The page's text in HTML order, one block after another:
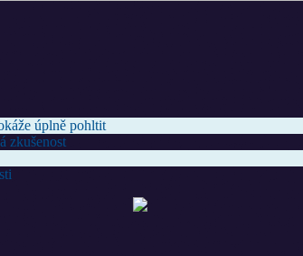
úplně pohltit
zkušenost